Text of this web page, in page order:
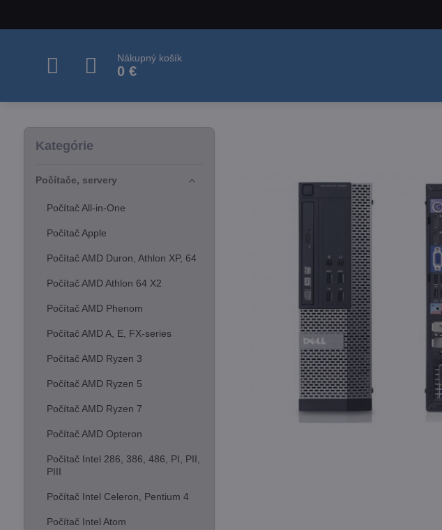
Nákupný košík
0 €
Kategórie
Počítače, servery
Počítač All-in-One
Počítač Apple
Počítač AMD Duron, Athlon XP, 64
Počítač AMD Athlon 64 X2
Počítač AMD Phenom
Počítač AMD A, E, FX-series
Počítač AMD Ryzen 3
Počítač AMD Ryzen 5
Počítač AMD Ryzen 7
Počítač AMD Opteron
Počítač Intel 286, 386, 486, PI, PII,
PIII
Počítač Intel Celeron, Pentium 4
Počítač Intel Atom